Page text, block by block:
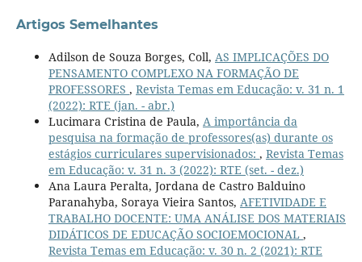
Artigos Semelhantes
Adilson de Souza Borges, Coll, AS IMPLICAÇÕES DO
PENSAMENTO COMPLEXO NA FORMAÇÃO DE
PROFESSORES , Revista Temas em Educação: v. 31 n. 1
(2022): RTE (jan. - abr.)
Lucimara Cristina de Paula, A importância da
pesquisa na formação de professores(as) durante os
estágios curriculares supervisionados: , Revista Temas
em Educação: v. 31 n. 3 (2022): RTE (set. - dez.)
Ana Laura Peralta, Jordana de Castro Balduino
Paranahyba, Soraya Vieira Santos, AFETIVIDADE E
TRABALHO DOCENTE: UMA ANÁLISE DOS MATERIAIS
DIDÁTICOS DE EDUCAÇÃO SOCIOEMOCIONAL ,
Revista Temas em Educação: v. 30 n. 2 (2021): RTE